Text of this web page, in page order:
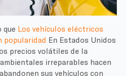
que Los vehículos eléctricos
popularidad En Estados Unidos
precios volátiles de la
irreparables hacen
sus vehículos con